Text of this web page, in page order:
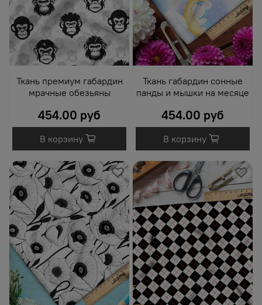
Ткань премиум габардин
мрачные обезьяны
454.00 руб
В корзину
Ткань габардин сонные
панды и мышки на месяце
454.00 руб
В корзину